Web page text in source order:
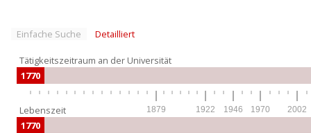
Einfache Suche Detailliert
Tätigkeitszeitraum an der Universität
1770
1879 1922 1946 1970 2002
Lebenszeit
1770